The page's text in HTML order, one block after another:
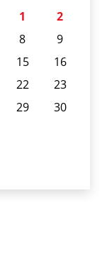
1
2
8
9
15
16
22
23
29
30